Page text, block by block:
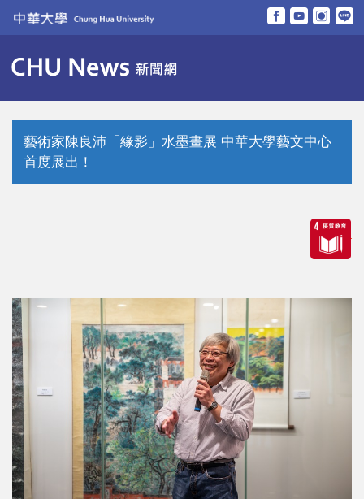
跳
要
內
藝術家陳良沛「緣影」水墨畫展 中華大學藝文中心
首度展出！